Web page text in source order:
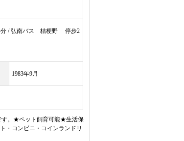
/ 弘南バス 桔梗野 停歩2
1983年9月
す。★ペット飼育可能★生活保
・コンビニ・コインランドリ